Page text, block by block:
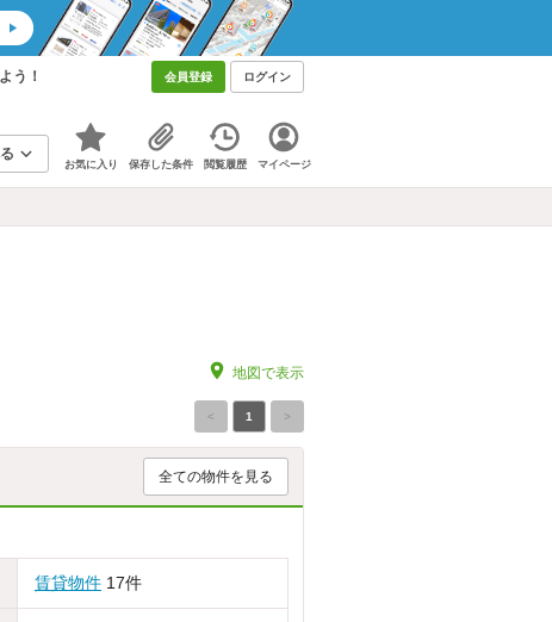
う！ 会員登録 ログイン
お気に入り 保存した条件 閲覧履歴 マイページ
地図で表示
< 1 >
全ての物件を見る
賃貸物件 17件